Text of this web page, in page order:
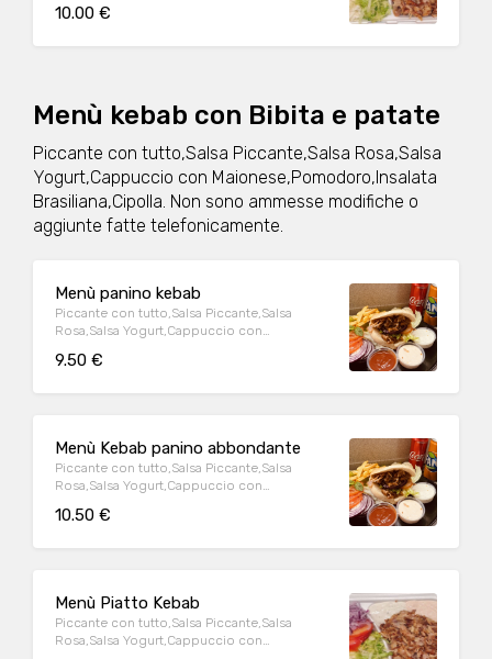
cipolla rossa,
10.00 €
Menù kebab con Bibita e patate
Piccante con tutto,Salsa Piccante,Salsa Rosa,Salsa
Yogurt,Cappuccio con Maionese,Pomodoro,Insalata
Brasiliana,Cipolla. Non sono ammesse modifiche o
aggiunte fatte telefonicamente.
Menù panino kebab
Piccante con tutto,Salsa Piccante,Salsa
Rosa,Salsa Yogurt,Cappuccio con
Brasiliana,Cipolla
9.50 €
Menù Kebab panino abbondante
Piccante con tutto,Salsa Piccante,Salsa
Rosa,Salsa Yogurt,Cappuccio con
Brasiliana,Cipolla
10.50 €
Menù Piatto Kebab
Piccante con tutto,Salsa Piccante,Salsa
Rosa,Salsa Yogurt,Cappuccio con